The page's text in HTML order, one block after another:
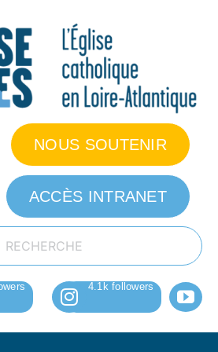
NOUS SOUTENIR
ACCÈS INTRANET